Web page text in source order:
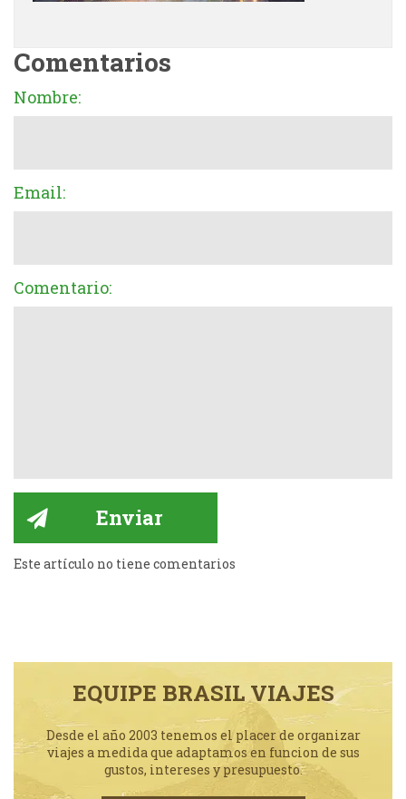
Comentarios
Nombre:
Email:
Comentario:
Este artículo no tiene comentarios
EQUIPE BRASIL VIAJES
Desde el año 2003 tenemos el placer de organizar
viajes a medida que adaptamos en funcion de sus
gustos, intereses y presupuesto.